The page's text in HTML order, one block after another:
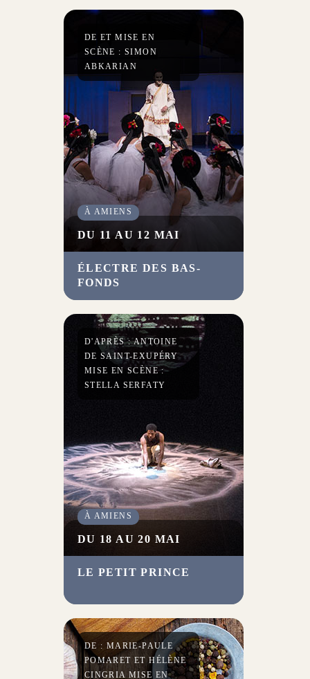
(1912-1954), génie
anti-héros au destin brisé.
ÉLECTRE DES BAS-
FONDS
DE ET MISE EN
SCÈNE : SIMON
ABKARIAN
À AMIENS
DU 11 AU 12 MAI
La tragédie grecque relue par
une troupe de comédiens
impressionnants, un chœur de
danseuses et des musiciens.
Une énergie collective pour
faire revivre un personnage
mythique qui incarne la force
féminine.
LE PETIT PRINCE
D'APRÈS : ANTOINE
DE SAINT-EXUPÉRY
MISE EN SCÈNE :
STELLA SERFATY
À AMIENS
DU 18 AU 20 MAI
Le petit Prince, conte
d’Antoine de Saint-Exupéry,
est connu dans le monde
entier.
DE : MARIE-PAULE
POMARET ET HÉLÈNE
CINGRIA MISE EN